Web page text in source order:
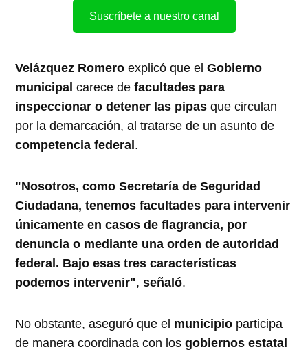
Suscríbete a nuestro canal
Velázquez Romero explicó que elGobierno
municipal carece defacultades para
inspeccionar o detener las pipas que circulan
por la demarcación, al tratarse de un asunto de
competencia federal.
"Nosotros, como Secretaría de Seguridad
Ciudadana, tenemos facultades para intervenir
únicamente en casos de flagrancia, por
denuncia o mediante una orden de autoridad
federal. Bajo esas tres características
podemos intervenir",señaló.
No obstante, aseguró que el municipio participa
de manera coordinada con losgobiernos estatal